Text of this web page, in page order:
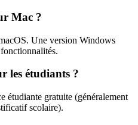
Mac ?
Une version Windows
les étudiants ?
étudiante gratuite (généralement
scolaire).